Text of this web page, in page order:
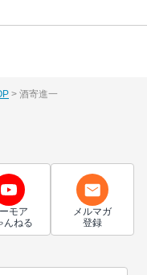
酒寄進一
モア
んねる
メルマガ
登録